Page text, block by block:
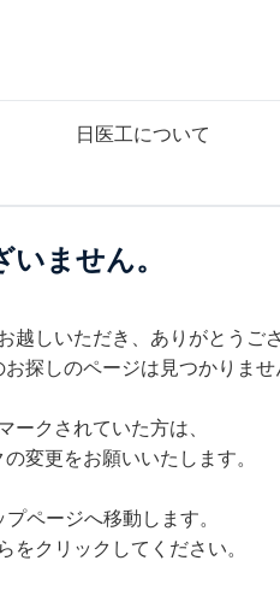
日医工について
いません。
越しいただき、ありがとうご
探しのページは見つかりませ
ークされていた方は、
変更をお願いいたします。
ページへ移動します。
をクリックしてください。